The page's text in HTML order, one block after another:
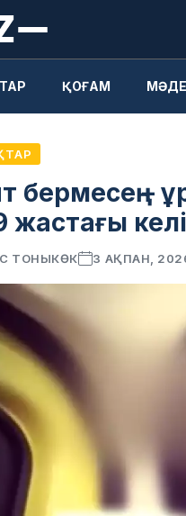
ҚОҒАМ
бермесең –
жастағы
ТОНЫКӨК 3 АҚПАН,